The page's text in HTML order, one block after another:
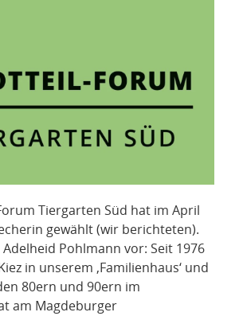
Tiergarten Süd hat im April
gewählt (wir berichteten).
Pohlmann vor: Seit 1976
in unserem ‚Familienhaus‘ und
80ern und 90ern im
am Magdeburger